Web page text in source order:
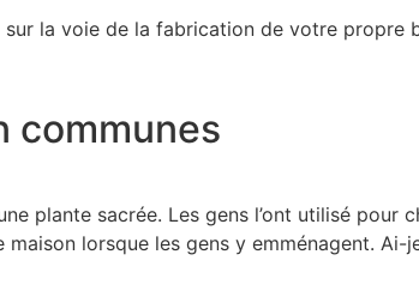
la voie de la fabrication de votre propre
communes
plante sacrée. Les gens l’ont utilisé pour
lorsque les gens y emménagent. Ai-